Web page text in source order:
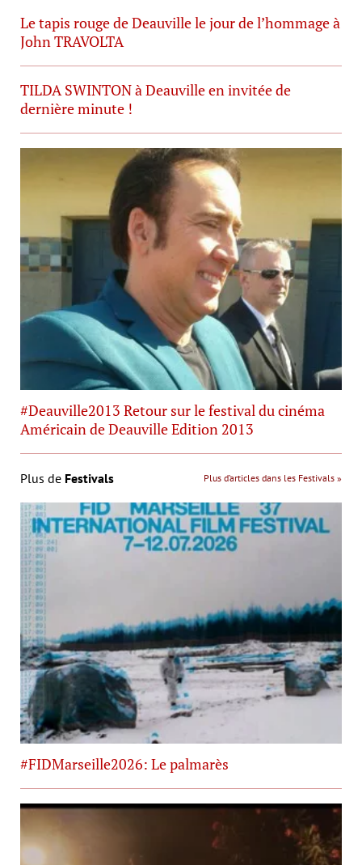
Le tapis rouge de Deauville le jour de l’hommage à
John TRAVOLTA
TILDA SWINTON à Deauville en invitée de
dernière minute !
#Deauville2013 Retour sur le festival du cinéma
Américain de Deauville Edition 2013
Plus de Festivals Plus d’articles dans les Festivals »
#FIDMarseille2026: Le palmarès